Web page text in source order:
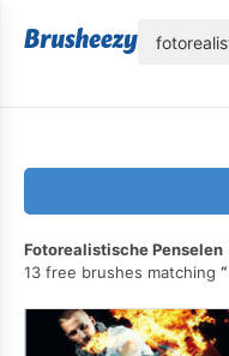
Fotorealistische Penselen
13 free brushes matching